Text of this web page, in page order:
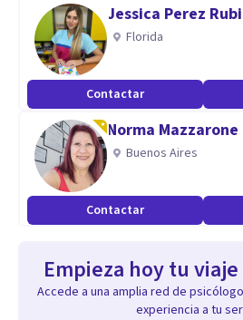
Jessica Perez
Florida
Contactar
Norma Mazzarone
Buenos Aires
Contactar
Empieza hoy tu
Accede a una amplia red de
experiencia a tu